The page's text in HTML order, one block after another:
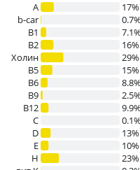
A
17%
b-car
0.7%
В1
7.1%
B2
16%
Холин
29%
B5
15%
B6
8.8%
B9
2.5%
B12
9.9%
C
0.1%
D
13%
E
10%
H
23%